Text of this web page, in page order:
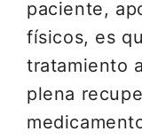
paciente,
físicos, es
tratamiento
plena